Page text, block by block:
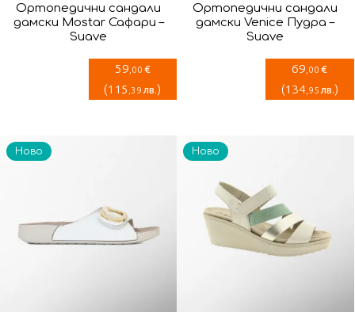
Ортопедични сандали
дамски Mostar Сафари –
Suave
59 ,00 €
(115 ,39 лв.)
Ортопедични сандали
дамски Venice Пудра –
Suave
69 ,00 €
(134,95 лв.)
Ново Ново